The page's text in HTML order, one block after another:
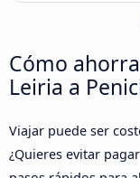
Cómo
Leiria a
Viajar puede ser
¿Quieres evitar